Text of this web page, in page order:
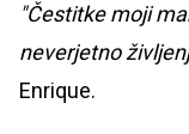
"Čestitke moji
neverjetno
Enrique.